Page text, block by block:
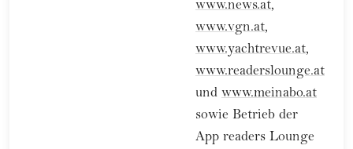
www.news.at,
www.vgn.at,
www.yachtrevue.at,
www.readerslounge.at
und www.meinabo.at
sowie Betrieb der
App readers Lounge